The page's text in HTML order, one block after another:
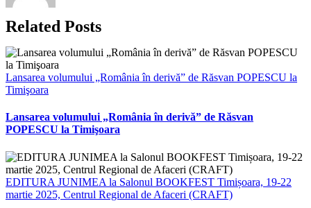
Related Posts
Lansarea volumului „România în derivă” de Răsvan POPESCU la
Timişoara
Lansarea volumului „România în derivă” de Răsvan
POPESCU la Timişoara
EDITURA JUNIMEA la Salonul BOOKFEST Timișoara, 19-22
martie 2025, Centrul Regional de Afaceri (CRAFT)